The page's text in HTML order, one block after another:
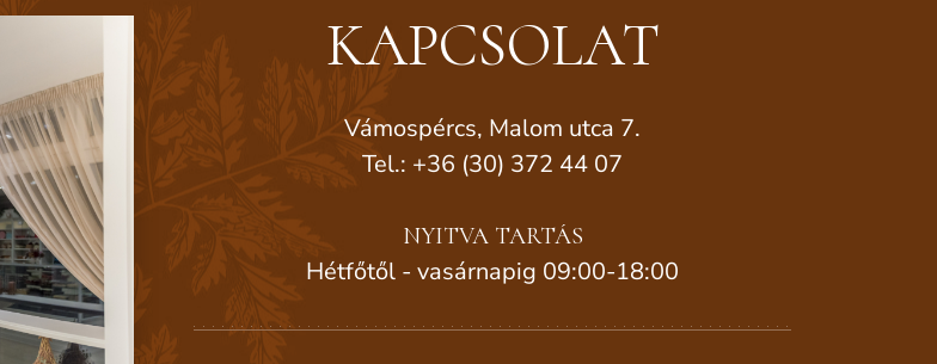
KAPCSOLAT
Vámospércs, Malom utca 7.
Tel.: +36 (30) 372 44 07
NYITVA TARTÁS
Hétfőtől - vasárnapig 09:00-18:00